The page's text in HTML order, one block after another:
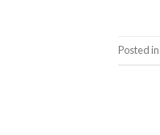
Posted in